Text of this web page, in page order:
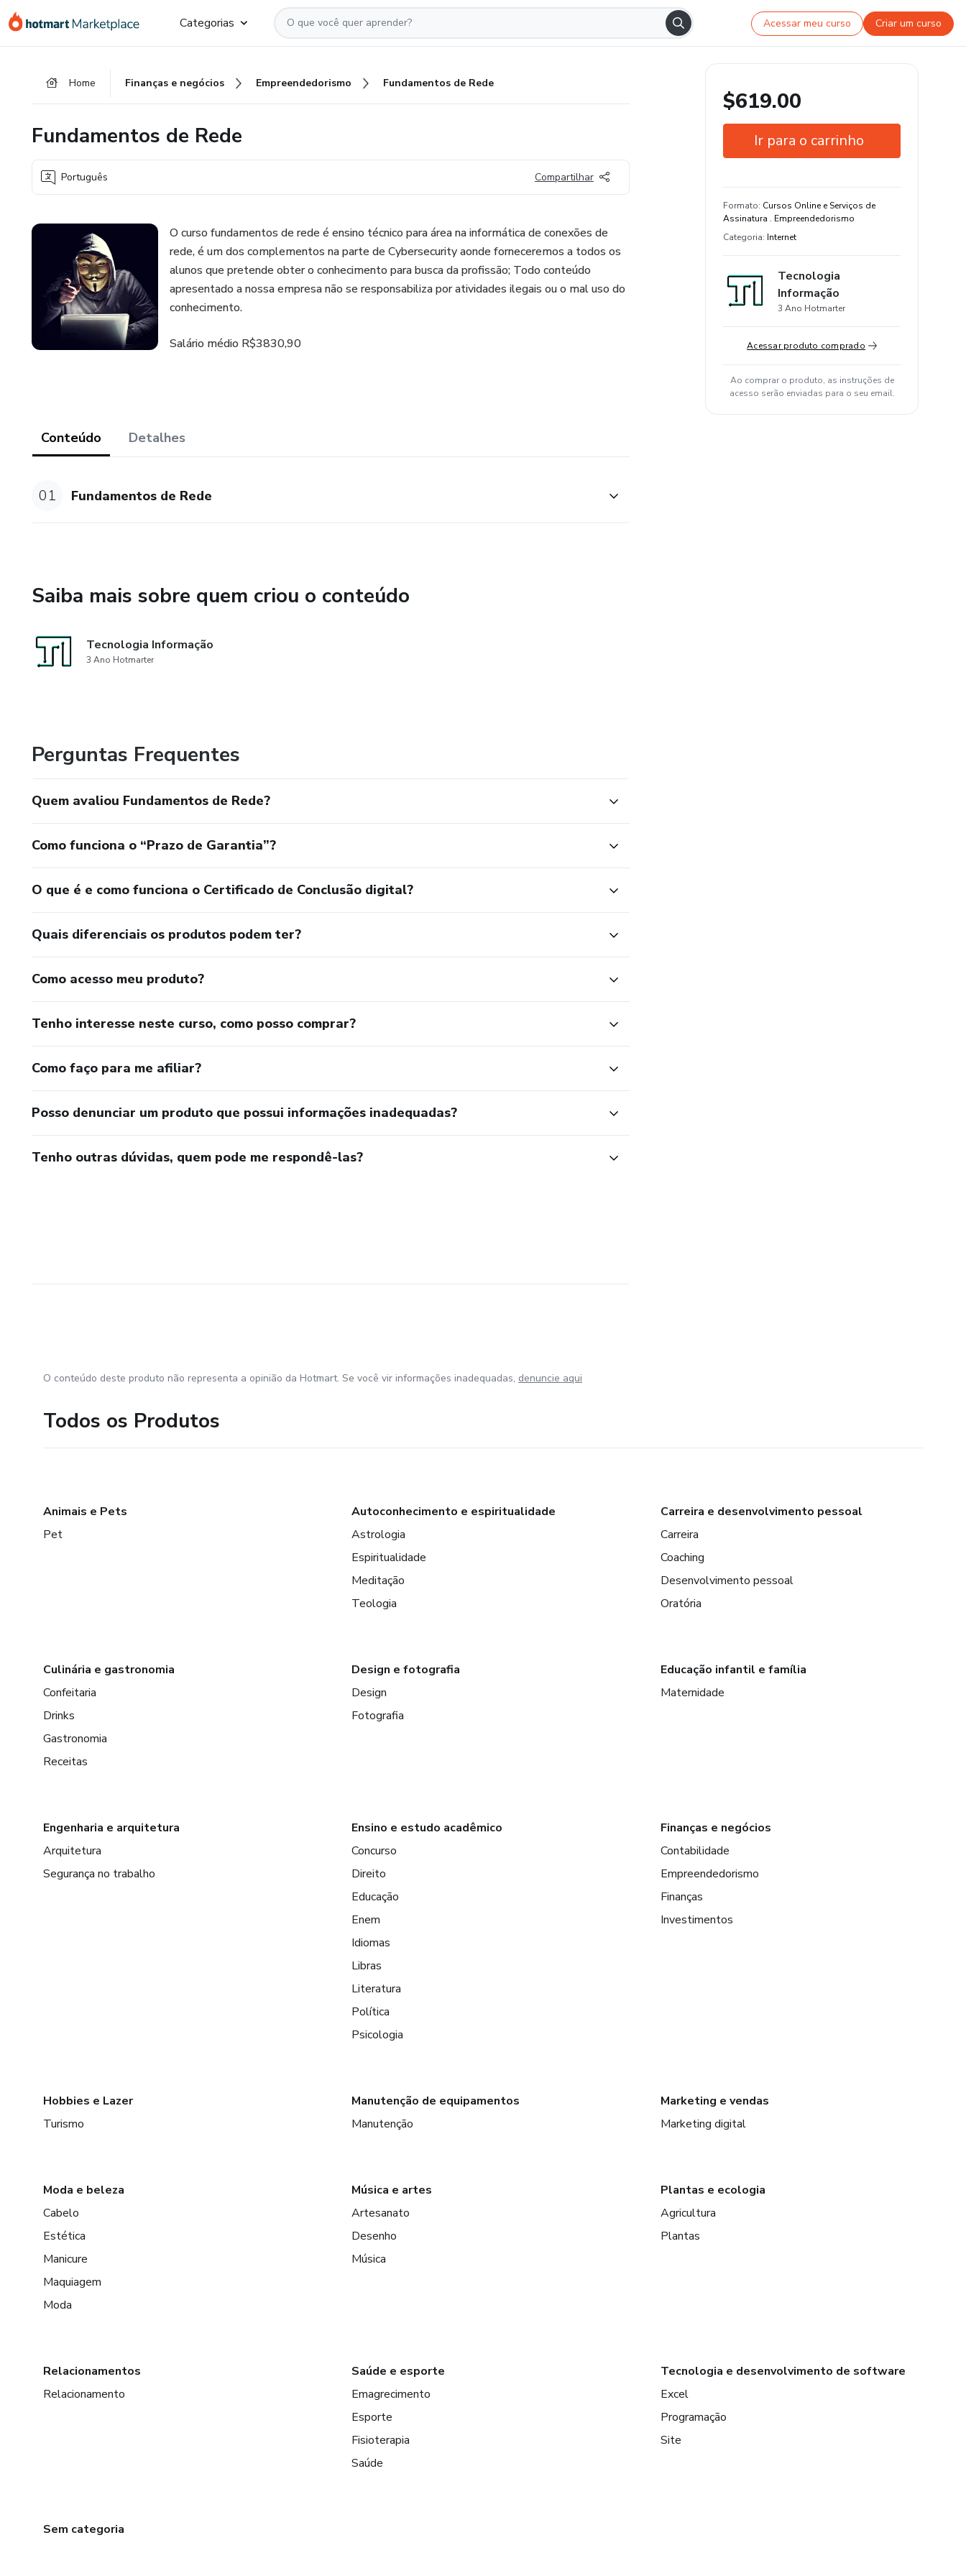
para
para
para
Categorias Acessar meu curso Criar um curso
Home Finanças e negócios Empreendedorismo Fundamentos de Rede
Fundamentos de Rede
Português Compartilhar
O curso fundamentos de rede é ensino técnico para área na informática de conexões de
rede, é um dos complementos na parte de Cybersecurity aonde forneceremos a todos os
alunos que pretende obter o conhecimento para busca da profissão; Todo conteúdo
apresentado a nossa empresa não se responsabiliza por atividades ilegais ou o mal uso do
conhecimento.
Salário médio R$3830,90
Conteúdo Detalhes
01 Fundamentos de Rede
Saiba mais sobre quem criou o conteúdo
Tecnologia Informação
3 Ano Hotmarter
Perguntas Frequentes
Quem avaliou Fundamentos de Rede?
Como funciona o “Prazo de Garantia”?
O que é e como funciona o Certificado de Conclusão digital?
Quais diferenciais os produtos podem ter?
Como acesso meu produto?
Tenho interesse neste curso, como posso comprar?
Como faço para me afiliar?
Posso denunciar um produto que possui informações inadequadas?
Tenho outras dúvidas, quem pode me respondê-las?
$619.00
Ir para o carrinho
Estude do seu jeito e em qualquer
dispositivo
Formato: Cursos Online e Serviços de
Assinatura . Empreendedorismo
Categoria: Internet
Tecnologia
Informação
3 Ano Hotmarter
Acessar produto comprado
Ao comprar o produto, as instruções de
acesso serão enviadas para o seu email.
O conteúdo deste produto não representa a opinião da Hotmart. Se você vir informações inadequadas, denuncie aqui
Todos os Produtos
Animais e Pets
Pet
Autoconhecimento e espiritualidade
Astrologia
Espiritualidade
Meditação
Teologia
Carreira e desenvolvimento pessoal
Carreira
Coaching
Desenvolvimento pessoal
Oratória
Culinária e gastronomia
Confeitaria
Drinks
Gastronomia
Receitas
Design e fotografia
Design
Fotografia
Educação infantil e família
Maternidade
Engenharia e arquitetura
Arquitetura
Segurança no trabalho
Ensino e estudo acadêmico
Concurso
Direito
Educação
Enem
Idiomas
Libras
Literatura
Política
Psicologia
Finanças e negócios
Contabilidade
Empreendedorismo
Finanças
Investimentos
Hobbies e Lazer
Turismo
Manutenção de equipamentos
Manutenção
Marketing e vendas
Marketing digital
Moda e beleza
Cabelo
Estética
Manicure
Maquiagem
Moda
Música e artes
Artesanato
Desenho
Música
Plantas e ecologia
Agricultura
Plantas
Relacionamentos
Relacionamento
Saúde e esporte
Emagrecimento
Esporte
Fisioterapia
Saúde
Tecnologia e desenvolvimento de software
Excel
Programação
Site
Sem categoria